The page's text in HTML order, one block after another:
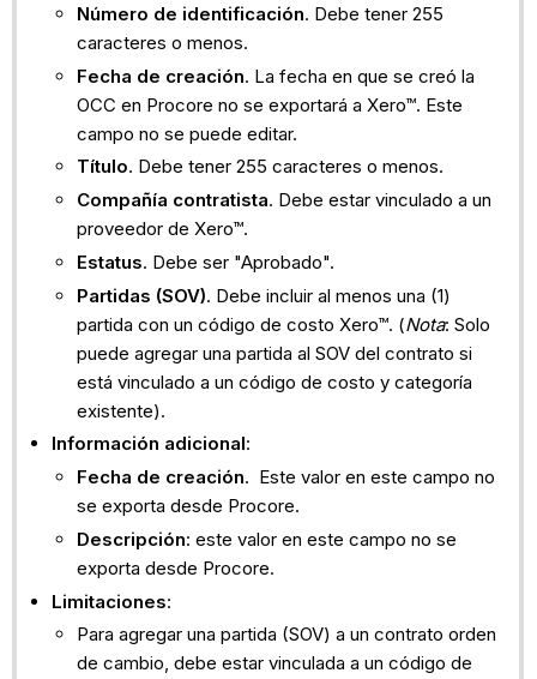
Número de identificación. Debe tener 255
caracteres o menos.
Fecha de creación. La fecha en que se creó la
OCC en Procore no se exportará a Xero™. Este
campo no se puede editar.
Título. Debe tener 255 caracteres o menos.
Compañía contratista. Debe estar vinculado a un
proveedor de Xero™.
Estatus. Debe ser "Aprobado".
Partidas (SOV). Debe incluir al menos una (1)
partida con un código de costo Xero™. (Nota: Solo
puede agregar una partida al SOV del contrato si
está vinculado a un código de costo y categoría
existente).
Información adicional:
Fecha de creación. Este valor en este campo no
se exporta desde Procore.
Descripción: este valor en este campo no se
exporta desde Procore.
Limitaciones:
Para agregar una partida (SOV) a un contrato orden
de cambio, debe estar vinculada a un código de